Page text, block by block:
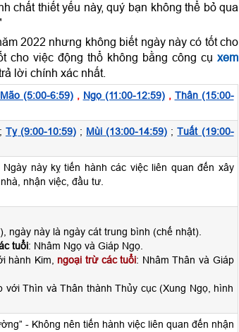
chất thiết yếu này, quý bạn không thể bỏ qua
2022 nhưng không biết ngày này có tốt cho
cho việc động thổ không bằng công cụxem
lời chính xác nhất.
Mão (5:00-6:59), Ngọ (11:00-12:59), Thân (15:00-
Tỵ (9:00-10:59) ; Mùi (13:00-14:59) ;Tuất (19:00-
Ngày này kỵ tiến hành các việc liên quan đến xây
nhận việc, đầu tư.
ngày này là ngày cát trung bình (chế nhật).
tuổi: Nhâm Ngọ và Giáp Ngọ.
hành Kim, ngoại trừ các tuổi: Nhâm Thân và Giáp
Thìn và Thân thành Thủy cục (Xung Ngọ, hình
- Không nên tiến hành việc liên quan đến nhận